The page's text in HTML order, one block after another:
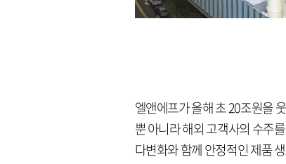
엘앤에프가 올해 초 20조원을
뿐 아니라 해외 고객사의 수주
다변화와 함께 안정적인 제품